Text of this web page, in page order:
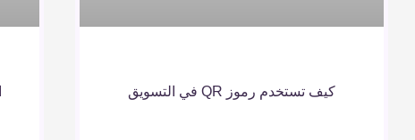
كيف تستخدم رموز QR في التسويق